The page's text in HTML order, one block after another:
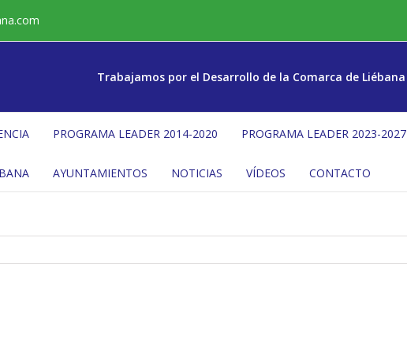
Trabajamos por el Desarrollo de la Comarca de Liébana
PROGRAMA LEADER 2014-2020 PROGRAMA LEADER 2023-2027
AYUNTAMIENTOS NOTICIAS VÍDEOS CONTACTO